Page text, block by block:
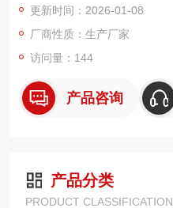
更新时间：2026-01-08
厂商性质：生产厂家
访问量：144
产品咨询
产品分类
PRODUCT CLASSIFICATION